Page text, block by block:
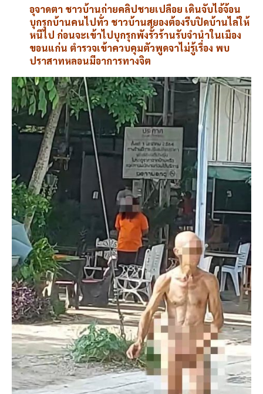
e
b
o
o
k
e ai
l
py
Li
n
k
ar
e
อุจาดตา ชาวบ้านถ่ายคลิปชายเปลือย เดินจับไอ้จ้อน
บุกรุกบ้านคนไปทั่ว ชาวบ้านสยองต้องรีบปิดบ้านไล่ให้
หนีไป ก่อนจะเข้าไปบุกรุกพังรั้วร้านรับจำนำในเมือง
ขอนแก่น ตำรวจเข้าควบคุมตัวพูดจาไม่รู้เรื่อง พบ
ปราสาทหลอนมีอาการทางจิต